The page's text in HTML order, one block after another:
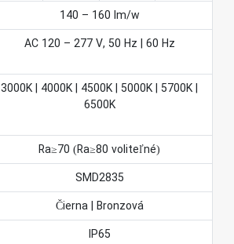
140 – 160 lm/w
AC 120 – 277 V, 50 Hz | 60 Hz
3000K | 4000K | 4500K | 5000K | 5700K |
6500K
Ra≥70 (Ra≥80 voliteľné)
SMD2835
Čierna | Bronzová
IP65